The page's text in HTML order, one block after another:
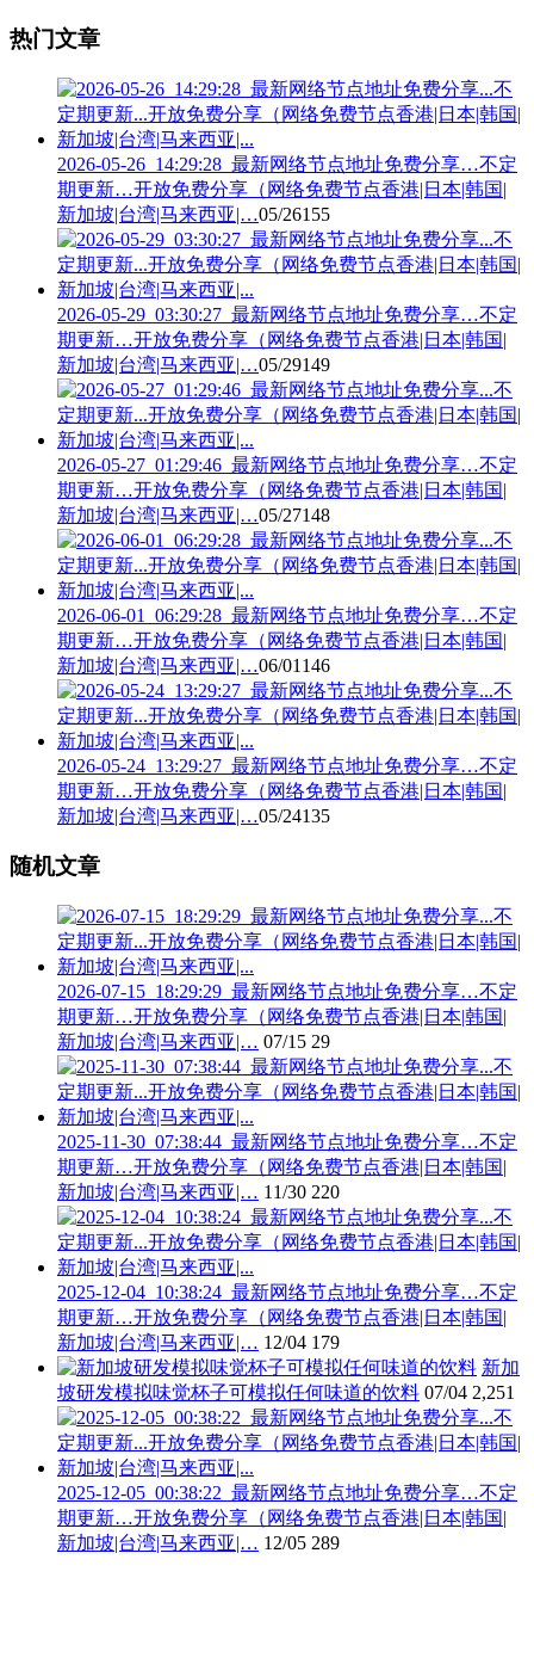
热门文章
2026-05-26_14:29:28_最新网络节点地址免费分享…不定
期更新…开放免费分享（网络免费节点香港|日本|韩国|
新加坡|台湾|马来西亚|…05/26155
2026-05-29_03:30:27_最新网络节点地址免费分享…不定
期更新…开放免费分享（网络免费节点香港|日本|韩国|
新加坡|台湾|马来西亚|…05/29149
2026-05-27_01:29:46_最新网络节点地址免费分享…不定
期更新…开放免费分享（网络免费节点香港|日本|韩国|
新加坡|台湾|马来西亚|…05/27148
2026-06-01_06:29:28_最新网络节点地址免费分享…不定
期更新…开放免费分享（网络免费节点香港|日本|韩国|
新加坡|台湾|马来西亚|…06/01 146
2026-05-24_13:29:27_最新网络节点地址免费分享…不定
期更新…开放免费分享（网络免费节点香港|日本|韩国|
新加坡|台湾|马来西亚|…05/24135
随机文章
2026-07-15_18:29:29_最新网络节点地址免费分享…不定
期更新…开放免费分享（网络免费节点香港|日本|韩国|
新加坡|台湾|马来西亚|… 07/15 29
2025-11-30_07:38:44_最新网络节点地址免费分享…不定
期更新…开放免费分享（网络免费节点香港|日本|韩国|
新加坡|台湾|马来西亚|… 11/30 220
2025-12-04_10:38:24_最新网络节点地址免费分享…不定
期更新…开放免费分享（网络免费节点香港|日本|韩国|
新加坡|台湾|马来西亚|… 12/04 179
新加
坡研发模拟味觉杯子可模拟任何味道的饮料 07/04 2,251
2025-12-05_00:38:22_最新网络节点地址免费分享…不定
期更新…开放免费分享（网络免费节点香港|日本|韩国|
新加坡|台湾|马来西亚|… 12/05 289